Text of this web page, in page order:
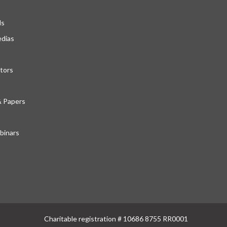
Papers
Charitable registration # 10686 8755 RR0001